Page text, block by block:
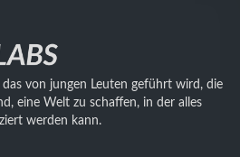
von jungen Leuten geführt wird, die
eine Welt zu schaffen, in der alles
werden kann.